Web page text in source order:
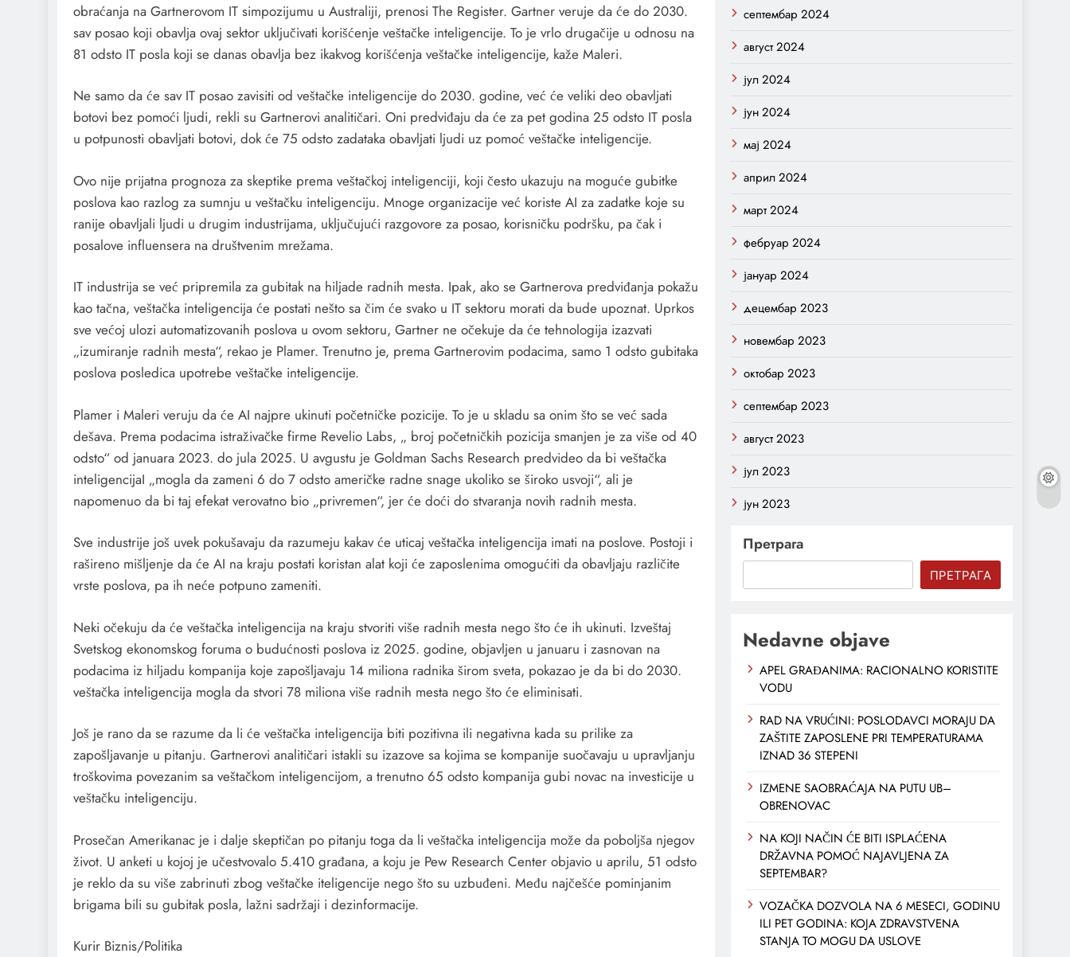
obraćanja na Gartnerovom IT simpozijumu u Australiji, prenosi The Register. Gartner veruje da će do 2030.
sav posao koji obavlja ovaj sektor uključivati korišćenje veštačke inteligencije. To je vrlo drugačije u odnosu na
81 odsto IT posla koji se danas obavlja bez ikakvog korišćenja veštačke inteligencije, kaže Maleri.
Ne samo da će sav IT posao zavisiti od veštačke inteligencije do 2030. godine, već će veliki deo obavljati
botovi bez pomoći ljudi, rekli su Gartnerovi analitičari. Oni predviđaju da će za pet godina 25 odsto IT posla
u potpunosti obavljati botovi, dok će 75 odsto zadataka obavljati ljudi uz pomoć veštačke inteligencije.
Ovo nije prijatna prognoza za skeptike prema veštačkoj inteligenciji, koji često ukazuju na moguće gubitke
poslova kao razlog za sumnju u veštačku inteligenciju. Mnoge organizacije već koriste AI za zadatke koje su
ranije obavljali ljudi u drugim industrijama, uključujući razgovore za posao, korisničku podršku, pa čak i
posalove influensera na društvenim mrežama.
IT industrija se već pripremila za gubitak na hiljade radnih mesta. Ipak, ako se Gartnerova predviđanja pokažu
kao tačna, veštačka inteligencija će postati nešto sa čim će svako u IT sektoru morati da bude upoznat. Uprkos
sve većoj ulozi automatizovanih poslova u ovom sektoru, Gartner ne očekuje da će tehnologija izazvati
„izumiranje radnih mesta“, rekao je Plamer. Trenutno je, prema Gartnerovim podacima, samo 1 odsto gubitaka
poslova posledica upotrebe veštačke inteligencije.
Plamer i Maleri veruju da će AI najpre ukinuti početničke pozicije. To je u skladu sa onim što se već sada
dešava. Prema podacima istraživačke firme Revelio Labs, „ broj početničkih pozicija smanjen je za više od 40
odsto“ od januara 2023. do jula 2025. U avgustu je Goldman Sachs Research predvideo da bi veštačka
inteligencijaI „mogla da zameni 6 do 7 odsto američke radne snage ukoliko se široko usvoji“, ali je
napomenuo da bi taj efekat verovatno bio „privremen“, jer će doći do stvaranja novih radnih mesta.
Sve industrije još uvek pokušavaju da razumeju kakav će uticaj veštačka inteligencija imati na poslove. Postoji i
rašireno mišljenje da će AI na kraju postati koristan alat koji će zaposlenima omogućiti da obavljaju različite
vrste poslova, pa ih neće potpuno zameniti.
Neki očekuju da će veštačka inteligencija na kraju stvoriti više radnih mesta nego što će ih ukinuti. Izveštaj
Svetskog ekonomskog foruma o budućnosti poslova iz 2025. godine, objavljen u januaru i zasnovan na
podacima iz hiljadu kompanija koje zapošljavaju 14 miliona radnika širom sveta, pokazao je da bi do 2030.
veštačka inteligencija mogla da stvori 78 miliona više radnih mesta nego što će eliminisati.
Još je rano da se razume da li će veštačka inteligencija biti pozitivna ili negativna kada su prilike za
zapošljavanje u pitanju. Gartnerovi analitičari istakli su izazove sa kojima se kompanije suočavaju u upravljanju
troškovima povezanim sa veštačkom inteligencijom, a trenutno 65 odsto kompanija gubi novac na investicije u
veštačku inteligenciju.
Prosečan Amerikanac je i dalje skeptičan po pitanju toga da li veštačka inteligencija može da poboljša njegov
život. U anketi u kojoj je učestvovalo 5.410 građana, a koju je Pew Research Center objavio u aprilu, 51 odsto
je reklo da su više zabrinuti zbog veštačke iteligencije nego što su uzbuđeni. Među najčešće pominjanim
brigama bili su gubitak posla, lažni sadržaji i dezinformacije.
Kurir Biznis/Politika
септембар 2024
август 2024
јул 2024
јун 2024
мај 2024
април 2024
март 2024
фебруар 2024
јануар 2024
децембар 2023
новембар 2023
октобар 2023
септембар 2023
август 2023
јул 2023
јун 2023
Претрага
ПРЕТРАГА
Nedavne objave
APEL GRAĐANIMA: RACIONALNO KORISTITE
VODU
RAD NA VRUĆINI: POSLODAVCI MORAJU DA
ZAŠTITE ZAPOSLENE PRI TEMPERATURAMA
IZNAD 36 STEPENI
IZMENE SAOBRAĆAJA NA PUTU UB–
OBRENOVAC
NA KOJI NAČIN ĆE BITI ISPLAĆENA
DRŽAVNA POMOĆ NAJAVLJENA ZA
SEPTEMBAR?
VOZAČKA DOZVOLA NA 6 MESECI, GODINU
ILI PET GODINA: KOJA ZDRAVSTVENA
STANJA TO MOGU DA USLOVЕ